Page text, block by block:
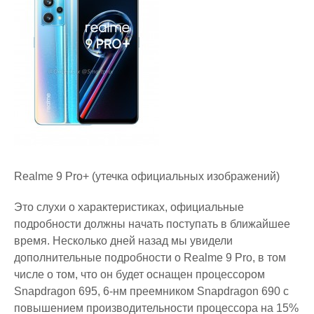
Realme 9 Pro+ (утечка официальных изображений)
Это слухи о характеристиках, официальные
подробности должны начать поступать в ближайшее
время. Несколько дней назад мы увидели
дополнительные подробности о Realme 9 Pro, в том
числе о том, что он будет оснащен процессором
Snapdragon 695, 6-нм преемником Snapdragon 690 с
повышением производительности процессора на 15%